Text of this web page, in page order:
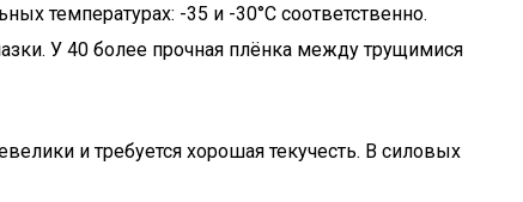
температурах: -35 и -30°С соответственно.
У 40 более прочная плёнка между трущимися
и требуется хорошая текучесть. В силовых